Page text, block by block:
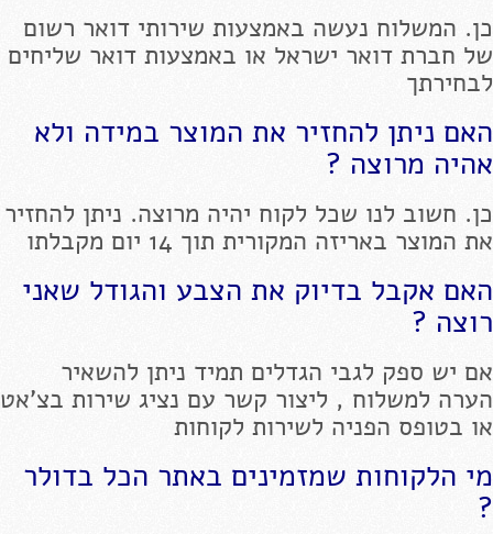
כן. המשלוח נעשה באמצעות שירותי דואר רשום
של חברת דואר ישראל או באמצעות דואר שליחים
לבחירתך
האם ניתן להחזיר את המוצר במידה ולא
אהיה מרוצה ?
כן. חשוב לנו שכל לקוח יהיה מרוצה. ניתן להחזיר
את המוצר באריזה המקורית תוך 14 יום מקבלתו
האם אקבל בדיוק את הצבע והגודל שאני
רוצה ?
אם יש ספק לגבי הגדלים תמיד ניתן להשאיר
הערה למשלוח , ליצור קשר עם נציג שירות בצ'אט
או בטופס הפניה לשירות לקוחות
מי הלקוחות שמזמינים באתר הכל בדולר
?